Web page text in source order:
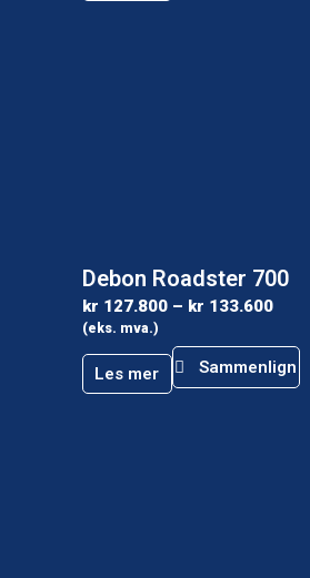
Debon Roadster 700
kr 127.800 – kr 133.600
(eks. mva.)
Les mer Sammenlign